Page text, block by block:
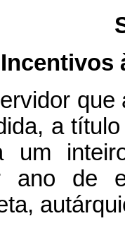
Incentivos
que
a
um
ano de